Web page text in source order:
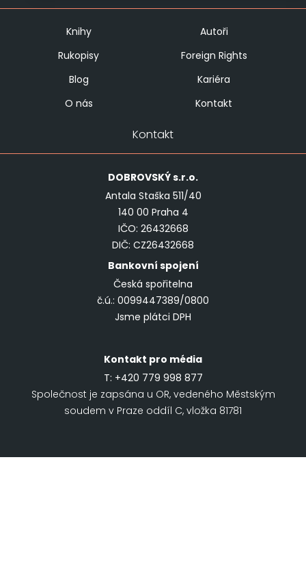
Knihy
Autoři
Rukopisy
Foreign Rights
Blog
Kariéra
O nás
Kontakt
Kontakt
DOBROVSKÝs.r.o.
Antala Staška 511/40
140 00 Praha 4
IČO: 26432668
DIČ: CZ26432668
Bankovní spojení
Česká spořitelna
č.ú.: 0099447389/0800
Jsme plátci DPH
Kontakt pro média
T: +420 779 998 877
Společnost je zapsána u OR, vedeného Městským
soudem v Praze oddíl C, vložka 81781